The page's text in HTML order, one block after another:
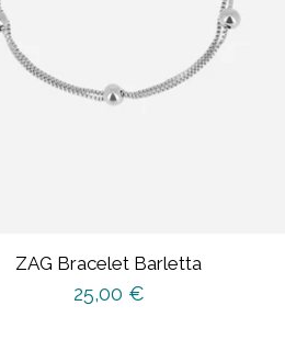
ZAG Bracelet Barletta
25,00 €